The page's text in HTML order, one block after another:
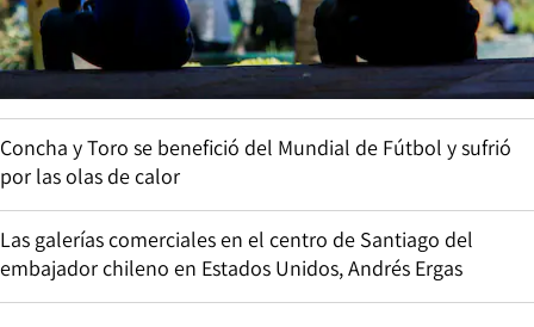
Concha y Toro se benefició del Mundial de Fútbol y sufrió
por las olas de calor
Las galerías comerciales en el centro de Santiago del
embajador chileno en Estados Unidos, Andrés Ergas